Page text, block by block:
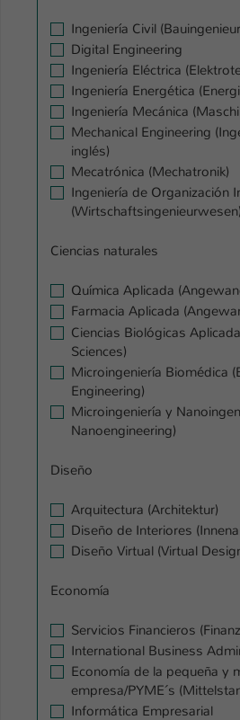
Ingeniería Civil
Digital Engineering
Ingeniería Eléctrica
Ingeniería Energética
Ingeniería Mecánica
Mechanical Engineering
inglés)
Mecatrónica (Mechatronik)
Ingeniería de Organización
(Wirtschaftsingenieurwesen)
Ciencias naturales
Química Aplicada
Farmacia Aplicada
Ciencias Biológicas
Sciences)
Microingeniería Biomédica
Engineering)
Microingeniería y
Nanoengineering)
Diseño
Arquitectura (Architektur)
Diseño de Interiores
Diseño Virtual (Virtual
Economía
Servicios Financieros
International Business
Economía de la pequeña y
empresa/PYME´s
Informática Empresarial